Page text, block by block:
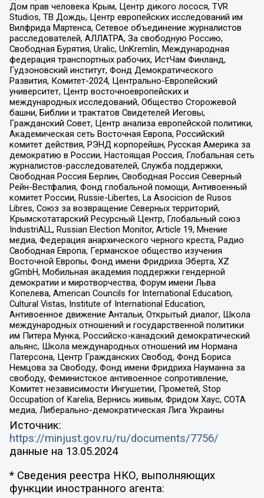
Дом прав человека Крым, Центр дикого лосося, TVR
Studios, ТВ Дождь, Центр европейских исследований им
Вилфрида Мартенса, Сетевое объединение журналистов
расследователей, АЛЛАТРА, За свободную Россию,
Свободная Бурятия, Uralic, UnKremlin, Международная
федерация транспортных рабочих, ИстЧам Финланд,
Гудзоновский институт, Фонд Демократического
Развития, Комитет-2024, Центрально-Европейский
университет, Центр восточноевропейских и
международных исследований, Общество Сторожевой
башни, Библии и трактатов Свидетелей Иеговы,
Гражданский Совет, Центр анализа европейской политики,
Академическая сеть Восточная Европа, Российский
комитет действия, РЭНД корпорейшн, Русская Америка за
демократию в России, Настоящая Россия, Глобальная сеть
журналистов-расследователей, Служба поддержки,
Свободная Россия Берлин, Свободная Россия Северный
Рейн-Вестфалия, Фонд глобальной помощи, Антивоенный
комитет России, Russie-Libertes, La Asocicion de Rusos
Libres, Союз за возвращение Северных территорий,
Крымскотатарский Ресурсный Центр, Глобальный союз
IndustriALL, Russian Election Monitor, Article 19, Мнение
медиа, Федерация анархического черного креста, Радио
Свободная Европа, Германское общество изучения
Восточной Европы, Фонд имени Фридриха Эберта, XZ
gGmbH, Мобильная академия поддержки гендерной
демократии и миротворчества, Форум имени Льва
Копелева, American Councils for International Education,
Cultural Vistas, Institute of International Education,
Антивоенное движение Антальи, Открытый диалог, Школа
международных отношений и государственной политики
им Питера Мунка, Российско-канадский демократический
альянс, Школа международных отношений им Нормана
Патерсона, Центр Гражданских Свобод, Фонд Бориса
Немцова за Свободу, Фонд имени Фридриха Науманна за
свободу, Феминистское антивоенное сопротивление,
Комитет независимости Ингушетии, Прометей, Stop
Occupation of Karelia, Вернись живым, Фридом Хаус, СОТА
медиа, Либерально-демократическая Лига Украины
Источник:
https://minjust.gov.ru/ru/documents/7756/
данные на 13.05.2024
* Сведения реестра НКО, выполняющих
функции иностранного агента: